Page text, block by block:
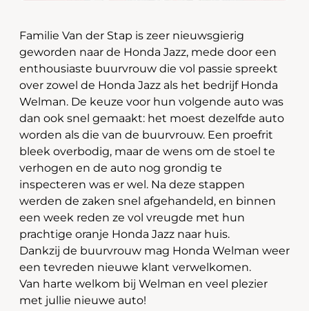
Familie Van der Stap is zeer nieuwsgierig
geworden naar de Honda Jazz, mede door een
enthousiaste buurvrouw die vol passie spreekt
over zowel de Honda Jazz als het bedrijf Honda
Welman. De keuze voor hun volgende auto was
dan ook snel gemaakt: het moest dezelfde auto
worden als die van de buurvrouw. Een proefrit
bleek overbodig, maar de wens om de stoel te
verhogen en de auto nog grondig te
inspecteren was er wel. Na deze stappen
werden de zaken snel afgehandeld, en binnen
een week reden ze vol vreugde met hun
prachtige oranje Honda Jazz naar huis.
Dankzij de buurvrouw mag Honda Welman weer
een tevreden nieuwe klant verwelkomen.
Van harte welkom bij Welman en veel plezier
met jullie nieuwe auto!